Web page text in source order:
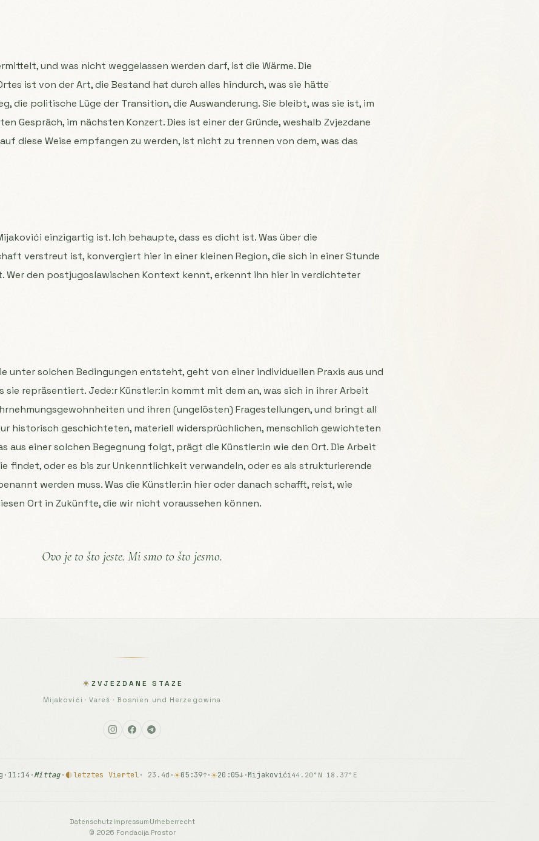
und was nicht weggelassen werden darf, ist die Wärme. Die
ist von der Art, die Bestand hat durch alles hindurch, was sie hätte
die politische Lüge der Transition, die Auswanderung. Sie bleibt, was sie ist, im
Gespräch, im nächsten Konzert. Dies ist einer der Gründe, weshalb Zvjezdane
diese Weise empfangen zu werden, ist nicht zu trennen von dem, was das
einzigartig ist. Ich behaupte, dass es dicht ist. Was über die
verstreut ist, konvergiert hier in einer kleinen Region, die sich in einer Stunde
Wer den postjugoslawischen Kontext kennt, erkennt ihn hier in verdichteter
unter solchen Bedingungen entsteht, geht von einer individuellen Praxis aus und
sie repräsentiert. Jede:r Künstler:in kommt mit dem an, was sich in ihrer Arbeit
und ihren (ungelösten) Fragestellungen, und bringt all
historisch geschichteten, materiell widersprüchlichen, menschlich gewichteten
aus einer solchen Begegnung folgt, prägt die Künstler:in wie den Ort. Die Arbeit
findet, oder es bis zur Unkenntlichkeit verwandeln, oder es als strukturierende
werden muss. Was die Künstler:in hier oder danach schafft, reist, wie
Ort in Zukünfte, die wir nicht voraussehen können.
Ovo je to što jeste. Mi smo to što jesmo.
ZVJEZDANE STAZE
Mijakovići · Vareš · Bosnien und Herzegowina
· 11:14 ·Mittag· letztes Viertel· 23.4d · 05:39↑· 20:05↓·Mijakovići44.20°N 18.37°E
Datenschutz·Impressum·Urheberrecht
© 2026 Fondacija Prostor